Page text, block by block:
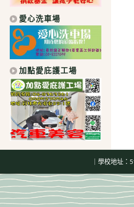
愛心洗車場
加點愛庇護工場
｜學校地址：